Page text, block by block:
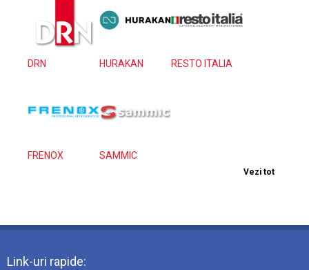
DRN HURAKAN RESTO ITALIA
FRENOX SAMMIC
Vezi tot
Link-uri rapide: